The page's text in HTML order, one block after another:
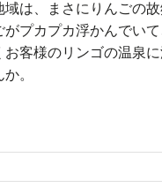
は、まさにりんごの故
プカプカ浮かんでい
客様のリンゴの温泉
。